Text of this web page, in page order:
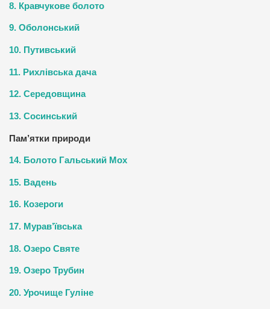
8. Кравчукове болото
9. Оболонський
10. Путивський
11. Рихлівська дача
12. Середовщина
13. Сосинський
Пам’ятки природи
14. Болото Гальський Мох
15. Вадень
16. Козероги
17. Мурав’ївська
18. Озеро Святе
19. Озеро Трубин
20. Урочище Гуліне